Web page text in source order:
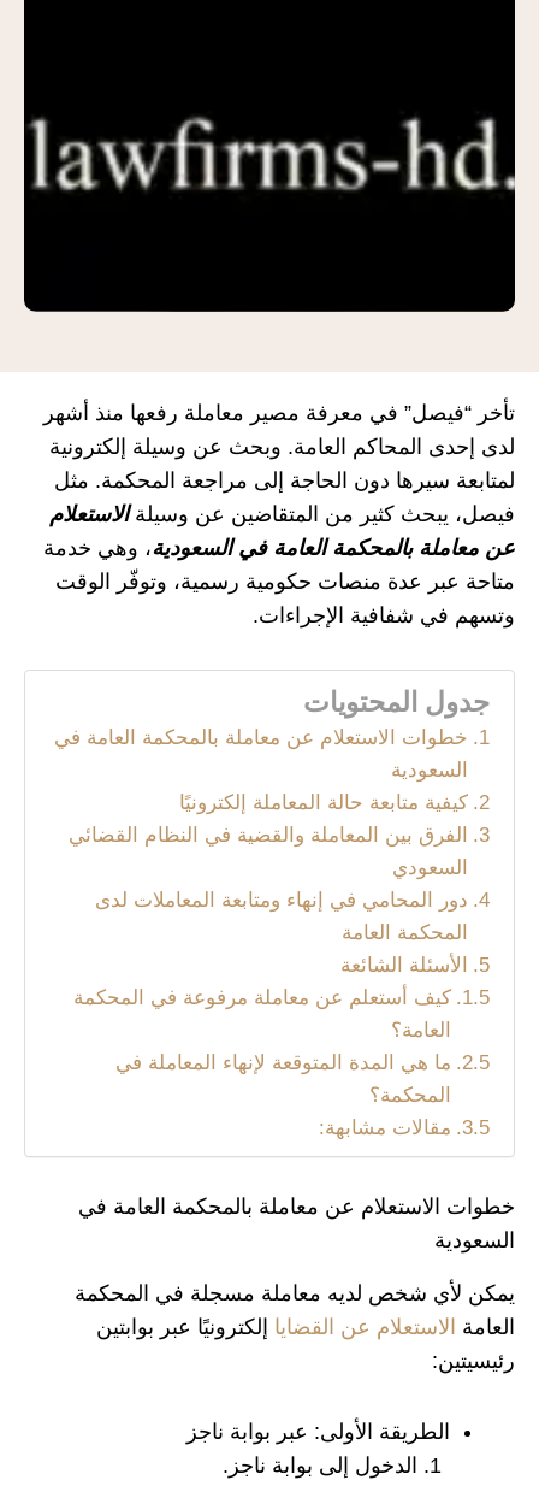
تأخر “فيصل” في معرفة مصير معاملة رفعها منذ أشهر
لدى إحدى المحاكم العامة. وبحث عن وسيلة إلكترونية
لمتابعة سيرها دون الحاجة إلى مراجعة المحكمة. مثل
فيصل، يبحث كثير من المتقاضين عن وسيلةالاستعلام
عن معاملة بالمحكمة العامة في السعودية، وهي خدمة
متاحة عبر عدة منصات حكومية رسمية، وتوفّر الوقت
وتسهم في شفافية الإجراءات.
جدول المحتويات
خطوات الاستعلام عن معاملة بالمحكمة العامة في
السعودية
كيفية متابعة حالة المعاملة إلكترونيًا
الفرق بين المعاملة والقضية في النظام القضائي
السعودي
دور المحامي في إنهاء ومتابعة المعاملات لدى
المحكمة العامة
الأسئلة الشائعة
كيف أستعلم عن معاملة مرفوعة في المحكمة
العامة؟
ما هي المدة المتوقعة لإنهاء المعاملة في
المحكمة؟
مقالات مشابهة:
خطوات الاستعلام عن معاملة بالمحكمة العامة في
السعودية
يمكن لأي شخص لديه معاملة مسجلة في المحكمة
العامة الاستعلام عن القضايا إلكترونيًا عبر بوابتين
رئيسيتين:
الطريقة الأولى: عبر بوابة ناجز
الدخول إلى بوابة ناجز.